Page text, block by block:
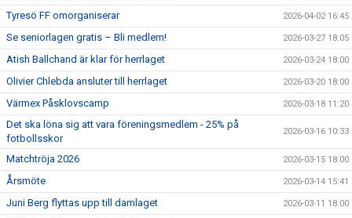
Tyresö FF omorganiserar 2026-04-02 16:45
Se seniorlagen gratis – Bli medlem! 2026-03-27 18:05
Atish Ballchand är klar för herrlaget 2026-03-24 18:00
Olivier Chlebda ansluter till herrlaget 2026-03-20 18:00
Värmex Påsklovscamp 2026-03-18 11:20
Det ska löna sig att vara föreningsmedlem - 25% på
fotbollsskor
2026-03-16 10:33
Matchtröja 2026 2026-03-15 18:00
Årsmöte 2026-03-14 15:41
Juni Berg flyttas upp till damlaget 2026-03-11 18:00